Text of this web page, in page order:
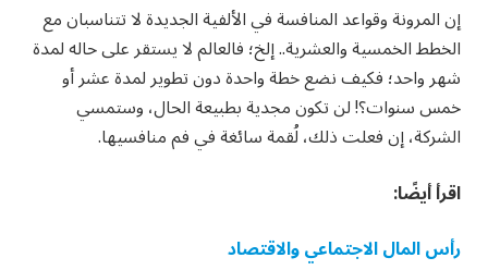
إن المرونة وقواعد المنافسة في الألفية الجديدة لا تتناسبان مع
الخطط الخمسية والعشرية.. إلخ؛ فالعالم لا يستقر على حاله لمدة
شهر واحد؛ فكيف نضع خطة واحدة دون تطوير لمدة عشر أو
خمس سنوات؟! لن تكون مجدية بطبيعة الحال، وستمسي
الشركة، إن فعلت ذلك، لُقمة سائغة في فم منافسيها.
اقرأ أيضًا:
رأس المال الاجتماعي والاقتصاد